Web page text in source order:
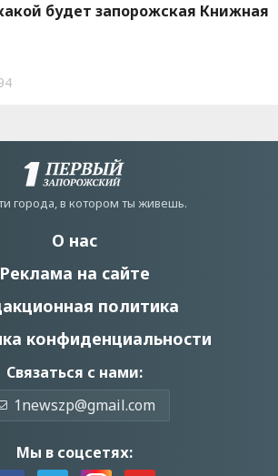
будет запорожская Книжная
города, в котором ты живешь.
О нас
Реклама на сайте
политика
конфиденциальности
Связаться с нами:
1newszp@gmail.com
Мы в соцсетях: